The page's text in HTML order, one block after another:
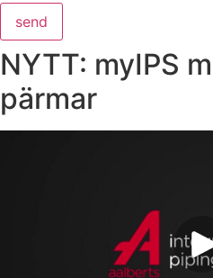
send
NYTT: myIPS
pärmar